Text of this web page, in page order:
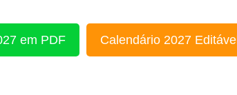
em PDF Calendário 2027 Editável